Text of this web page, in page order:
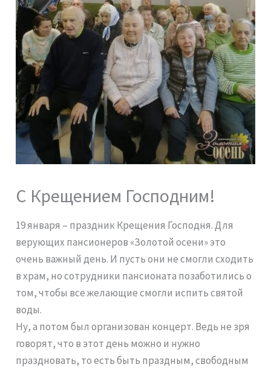
С Крещением Господним!
19 января – праздник Крещения Господня. Для
верующих пансионеров «Золотой осени» это
очень важный день. И пусть они не смогли сходить
в храм, но сотрудники пансионата позаботились о
том, чтобы все желающие смогли испить святой
воды.
Ну, а потом был организован концерт. Ведь не зря
говорят, что в этот день можно и нужно
праздновать, то есть быть праздным, свободным